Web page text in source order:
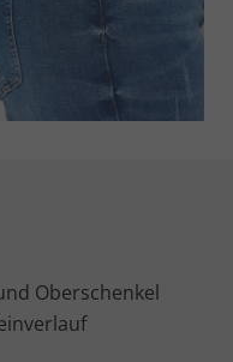
Oberschenkel